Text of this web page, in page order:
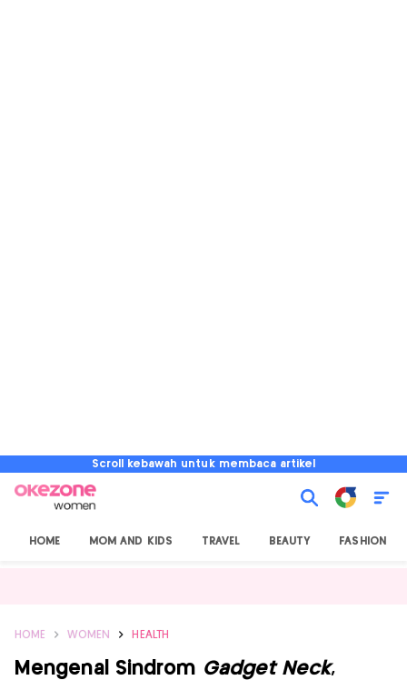
Scroll kebawah untuk membaca artikel
HOME MOM AND KIDS TRAVEL BEAUTY FASHION
HOME WOMEN HEALTH
Mengenal Sindrom Gadget Neck,